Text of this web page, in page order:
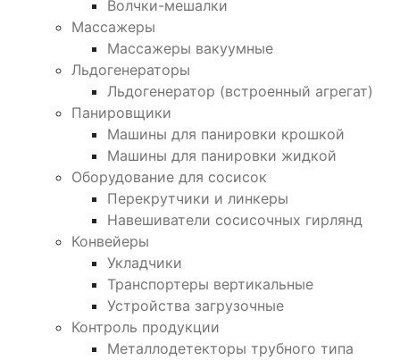
Волчки-мешалки
Массажеры
Массажеры вакуумные
Льдогенераторы
Льдогенератор (встроенный агрегат)
Панировщики
Машины для панировки крошкой
Машины для панировки жидкой
Оборудование для сосисок
Перекрутчики и линкеры
Навешиватели сосисочных гирлянд
Конвейеры
Укладчики
Транспортеры вертикальные
Устройства загрузочные
Контроль продукции
Металлодетекторы трубного типа